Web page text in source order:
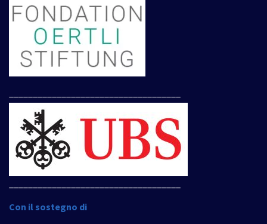
Con il sostegno di